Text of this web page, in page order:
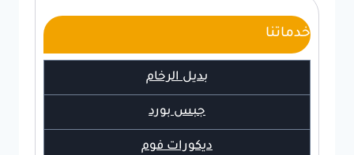
خدماتنا
بديل الرخام
جبس بورد
ديكورات فوم